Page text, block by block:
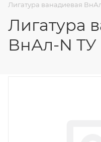
Лигатура ванадиевая
Лигатура
ВнАл-N ТУ